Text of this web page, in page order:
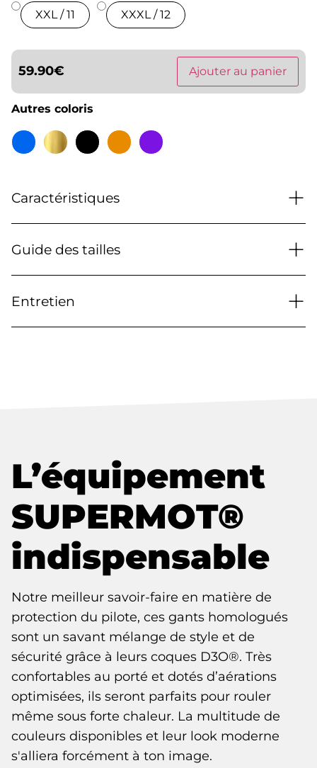
XXL / 11 XXXL / 12
59.90€ Ajouter au panier
Autres coloris
Caractéristiques +
Guide des tailles +
Entretien +
L’équipement
SUPERMOT®
indispensable
Notre meilleur savoir-faire en matière de
protection du pilote, ces gants homologués
sont un savant mélange de style et de
sécurité grâce à leurs coques D3O®. Très
confortables au porté et dotés d’aérations
optimisées, ils seront parfaits pour rouler
même sous forte chaleur. La multitude de
couleurs disponibles et leur look moderne
s'alliera forcément à ton image.